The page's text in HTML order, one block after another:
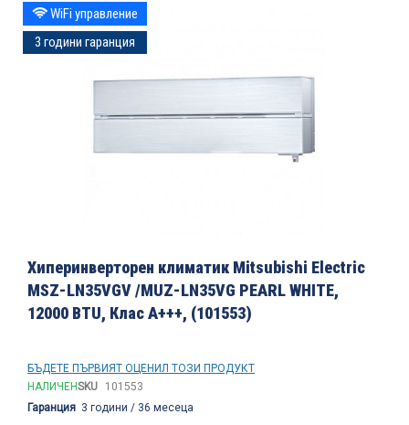
Преминете
към
края
на
WiFi управление
3 години гаранция
към
началото
на
галерия
Хиперинверторен климатик Mitsubishi Electric
MSZ-LN35VGV /MUZ-LN35VG PEARL WHITE,
12000 BTU, Клас A+++, (101553)
БЪДЕТЕ ПЪРВИЯТ ОЦЕНИЛ ТОЗИ ПРОДУКТ
НАЛИЧЕНSKU
101553
Гаранция 3 години / 36 месеца